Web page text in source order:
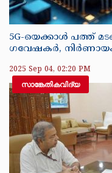
5G-യെക്കാള്‍ പത്ത്
ഗവേഷകര്‍, നിര്‍ണായക
2025 Sep 04, 02:20 PM
സാങ്കേതികവിദ്യ